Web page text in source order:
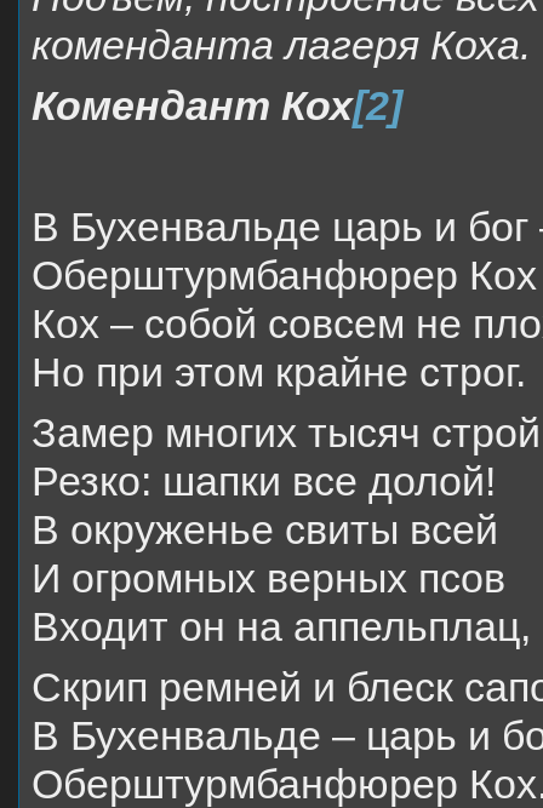
коменданта лагеря Коха.
Комендант Кох[2]
В Бухенвальде царь и бог
Оберштурмбанфюрер Кох
Кох – собой совсем не
Но при этом крайне строг.
Замер многих тысяч
Резко: шапки все долой!
В окруженье свиты всей
И огромных верных псов
Входит он на аппельплац,
Скрип ремней и блеск
В Бухенвальде – царь и
Оберштурмбанфюрер